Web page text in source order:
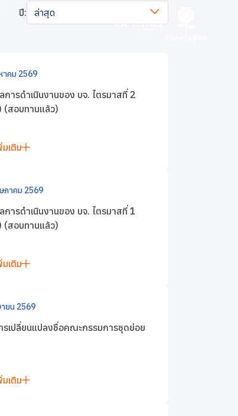
EN | TH
ปี: ล่าสุด
าคม 2569
การดำเนินงานของ บจ. ไตรมาสที่ 2
(สอบทานแล้ว)
มเติม
ภาคม 2569
การดำเนินงานของ บจ. ไตรมาสที่ 1
(สอบทานแล้ว)
มเติม
ายน 2569
รเปลี่ยนแปลงชื่อคณะกรรมการชุดย่อย
มเติม